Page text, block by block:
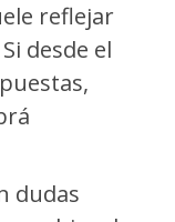
reflejar
desde el
dudas